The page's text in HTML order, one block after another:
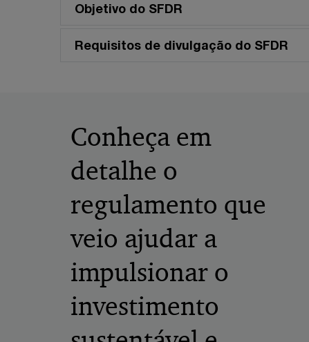
Objetivo do SFDR
Requisitos de divulgação do SFDR
Conheça em
detalhe o
regulamento que
veio ajudar a
impulsionar o
investimento